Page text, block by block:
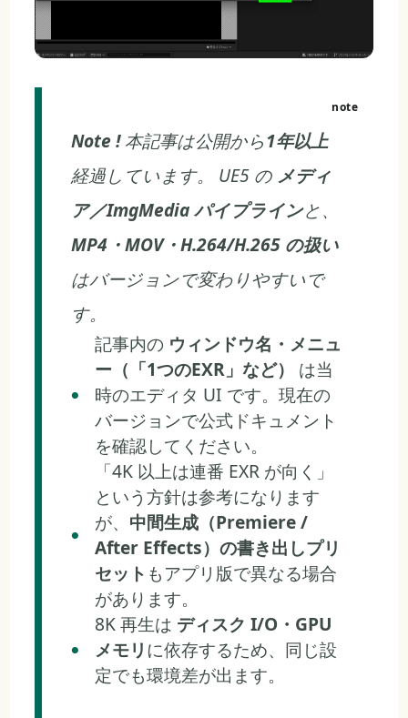
Note !本記事は公開から1年以上
経過しています。 UE5 の メディ
ア／ImgMedia パイプラインと、
MP4・MOV・H.264/H.265 の扱い
はバージョンで変わりやすいで
す。
記事内の ウィンドウ名・メニュ
ー（「1つのEXR」など）
は当
時のエディタ UI です。現在の
バージョンで公式ドキュメント
を確認してください。
「4K 以上は連番 EXR が向く」
という方針は参考になります
が、 中間生成（Premiere /
After Effects）の書き出しプリ
セット もアプリ版で異なる場合
があります。
8K 再生は ディスク I/O・GPU
メモリに依存するため、同じ設
定でも環境差が出ます。